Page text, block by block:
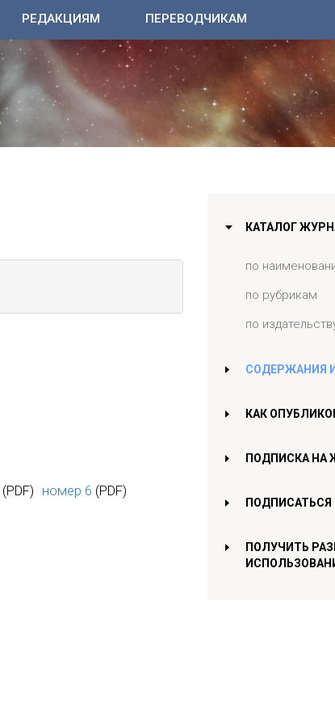
РЕДАКЦИЯМ ПЕРЕВОДЧИКАМ
(PDF) номер 6 (PDF)
КАТАЛОГ
по
по рубрикам
по
СОДЕРЖАНИЯ
КАК
ПОДПИСКА НА
ПОЛУЧИТЬ